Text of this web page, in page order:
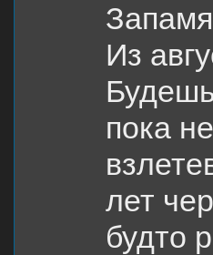
Из
пока
лет
будто